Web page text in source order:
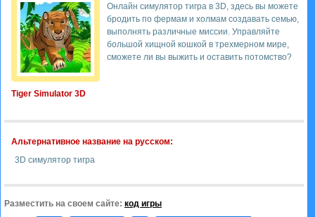
Tiger Simulator 3D
Онлайн симулятор тигра в 3D, здесь вы можете
бродить по фермам и холмам создавать семью,
выполнять различные миссии. Управляйте
большой хищной кошкой в трехмерном мире,
сможете ли вы выжить и оставить потомство?
Альтернативное название на русском:
3D симулятор тигра
Разместить на своем сайте: код игры